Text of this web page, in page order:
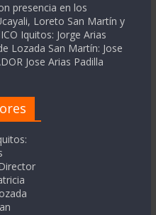
presencia en los
Loreto San Martín y
Iquitos: Jorge Arias
Lozada San Martín: Jose
Jose Arias Padilla